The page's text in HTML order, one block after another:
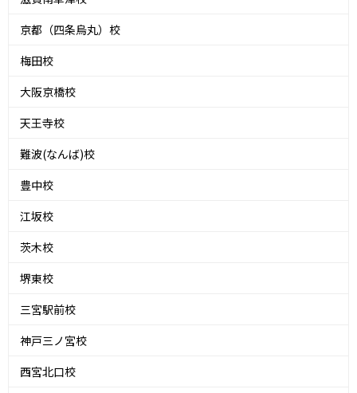
京都（四条烏丸）校
梅田校
大阪京橋校
天王寺校
難波(なんば)校
豊中校
江坂校
茨木校
堺東校
三宮駅前校
神戸三ノ宮校
西宮北口校